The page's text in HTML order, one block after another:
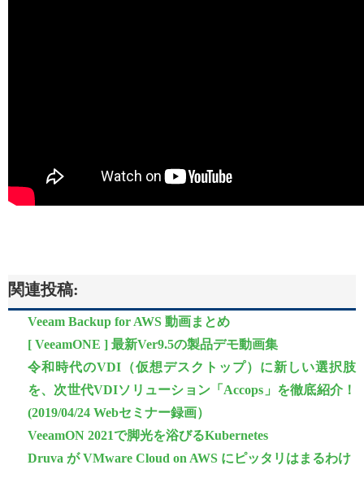
関連投稿:
Veeam Backup for AWS 動画まとめ
[ VeeamONE ] 最新Ver9.5の製品デモ動画集
令和時代のVDI（仮想デスクトップ）に新しい選択肢
を、次世代VDIソリューション「Accops」を徹底紹介！
(2019/04/24 Webセミナー録画）
VeeamON 2021で脚光を浴びるKubernetes
Druva が VMware Cloud on AWS にピッタリはまるわけ